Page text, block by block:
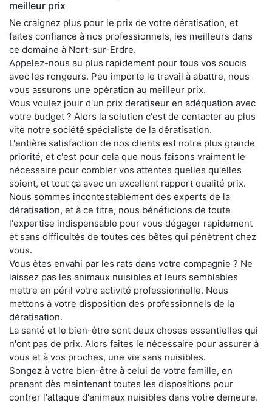
meilleur prix
Ne craignez plus pour le prix de votre dératisation, et
faites confiance à nos professionnels, les meilleurs dans
ce domaine à Nort-sur-Erdre.
Appelez-nous au plus rapidement pour tous vos soucis
avec les rongeurs. Peu importe le travail à abattre, nous
vous assurons une opération au meilleur prix.
Vous voulez jouir d'un prix deratiseur en adéquation avec
votre budget ? Alors la solution c'est de contacter au plus
vite notre société spécialiste de la dératisation.
L'entière satisfaction de nos clients est notre plus grande
priorité, et c'est pour cela que nous faisons vraiment le
nécessaire pour combler vos attentes quelles qu'elles
soient, et tout ça avec un excellent rapport qualité prix.
Nous sommes incontestablement des experts de la
dératisation, et à ce titre, nous bénéficions de toute
l'expertise indispensable pour vous dégager rapidement
et sans difficultés de toutes ces bêtes qui pénètrent chez
vous.
Vous êtes envahi par les rats dans votre compagnie ? Ne
laissez pas les animaux nuisibles et leurs semblables
mettre en péril votre activité professionnelle. Nous
mettons à votre disposition des professionnels de la
dératisation.
La santé et le bien-être sont deux choses essentielles qui
n'ont pas de prix. Alors faites le nécessaire pour assurer à
vous et à vos proches, une vie sans nuisibles.
Songez à votre bien-être à celui de votre famille, en
prenant dès maintenant toutes les dispositions pour
contrer l'attaque d'animaux nuisibles dans votre demeure.